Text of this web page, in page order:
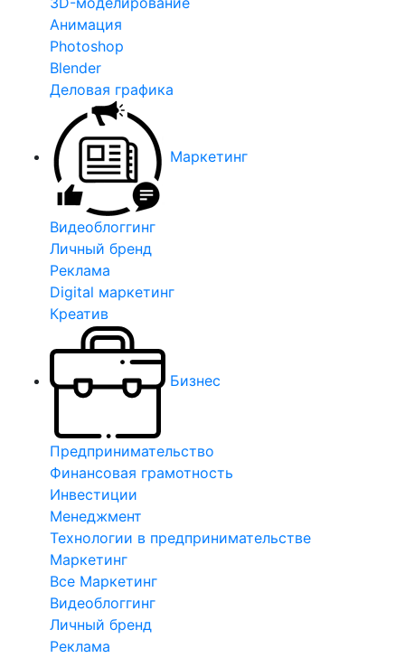
Анимация
Photoshop
Blender
Деловая графика
Маркетинг
Видеоблоггинг
Личный бренд
Реклама
Digital маркетинг
Креатив
Бизнес
Предпринимательство
Финансовая грамотность
Инвестиции
Менеджмент
Технологии в предпринимательстве
Маркетинг
Все Маркетинг
Видеоблоггинг
Личный бренд
Реклама